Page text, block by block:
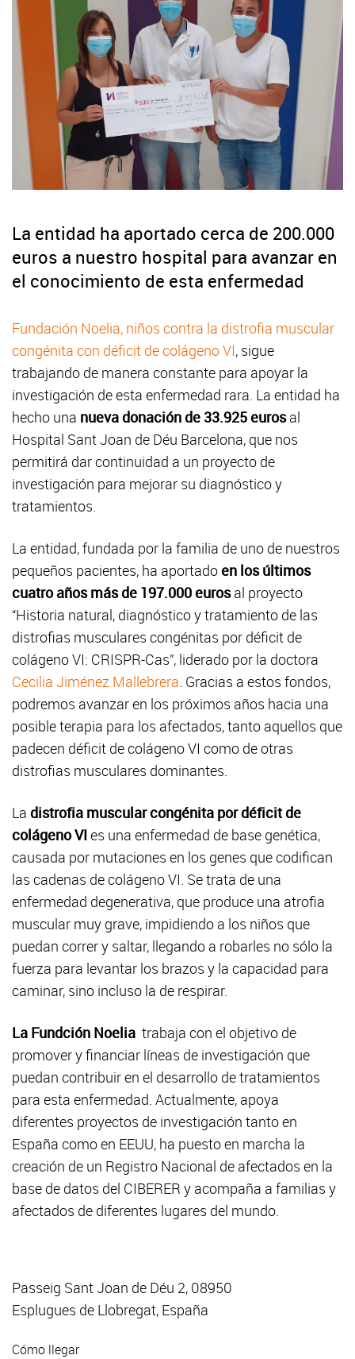
La entidad ha aportado cerca de 200.000
euros a nuestro hospital para avanzar en
el conocimiento de esta enfermedad
Fundación Noelia, niños contra la distrofia muscular
congénita con déficit de colágeno VI, sigue
trabajando de manera constante para apoyar la
investigación de esta enfermedad rara. La entidad ha
hecho una nueva donación de 33.925eurosal
Hospital Sant Joan de Déu Barcelona, que nos
permitirá dar continuidad a un proyecto de
investigación para mejorar su diagnóstico y
tratamientos.
La entidad, fundada por la familia de uno de nuestros
pequeños pacientes, ha aportadoen los últimos
cuatro años más de 197.000 eurosal proyecto
“Historia natural, diagnóstico y tratamiento de las
distrofias musculares congénitas por déficit de
colágeno VI: CRISPR-Cas”, liderado por la doctora
Cecilia Jiménez Mallebrera. Gracias a estos fondos,
podremos avanzar en los próximos años hacia una
posible terapia para los afectados, tanto aquellos que
padecen déficit de colágeno VI como de otras
distrofias musculares dominantes.
La distrofia muscular congénita por déficit de
colágeno VIes una enfermedad de base genética,
causada por mutaciones en los genes que codifican
las cadenas de colágeno VI. Se trata de una
enfermedad degenerativa, que produce una atrofia
muscular muy grave, impidiendo a los niños que
puedan correr y saltar, llegando a robarles no sólo la
fuerza para levantar los brazos y la capacidad para
caminar, sino incluso la de respirar.
La Fundción Noelia trabaja con el objetivo de
promover y financiar líneas de investigación que
puedan contribuir en el desarrollo de tratamientos
para esta enfermedad. Actualmente, apoya
diferentes proyectos de investigación tanto en
España como en EEUU, ha puesto en marcha la
creación de un Registro Nacional de afectados en la
base de datos del CIBERER y acompaña a familias y
afectados de diferentes lugares del mundo.
Passeig Sant Joan de Déu 2, 08950
Esplugues de Llobregat, España
Cómo llegar